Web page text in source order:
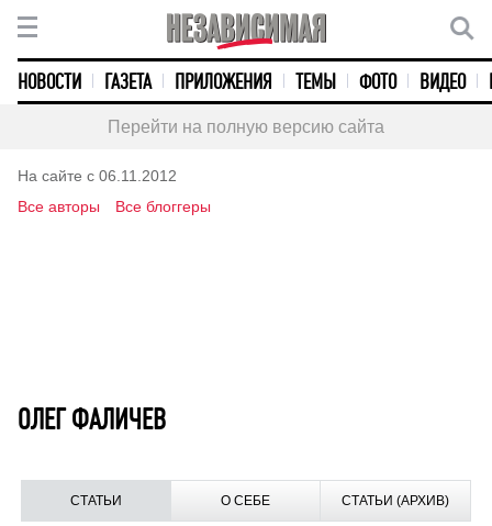
НОВОСТИ ГАЗЕТА ПРИЛОЖЕНИЯ ТЕМЫ ФОТО ВИДЕО
Перейти на полную версию сайта
На сайте с 06.11.2012
Все авторы
Все блоггеры
ОЛЕГ ФАЛИЧЕВ
СТАТЬИ О СЕБЕ СТАТЬИ (АРХИВ)